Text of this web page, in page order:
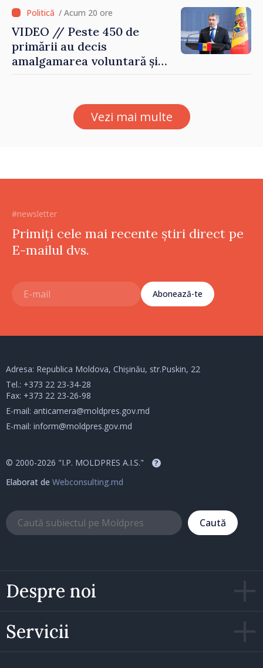
/ Acum 20 ore
VIDEO // Peste 450 de
primării au decis
amalgamarea voluntară și
Grosu: „Este important să
depășim blocajele și să dăm o
șansă localităților să se
Vezi mai multe
#newsletter
Primiți cele mai recente știri direct pe
E-mailul dvs.
Abonează-te
Despre noi
Servicii
Adresa: Republica Moldova, Chișinău, str.Puskin, 22
Tel.: +373 22 23-34-28
Fax: +373 22 23-26-98
E-mail: anticamera@moldpres.gov.md
E-mail: inform@moldpres.gov.md
© 2000-2026 "I.P. MOLDPRES A.I.S." ?
Elaborat de Webconsulting.md
Caută